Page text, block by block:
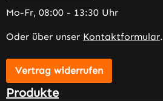
Mo-Fr, 08:00 - 13:30 Uhr
Oder über unser Kontaktformular.
Vertrag widerrufen
Produkte